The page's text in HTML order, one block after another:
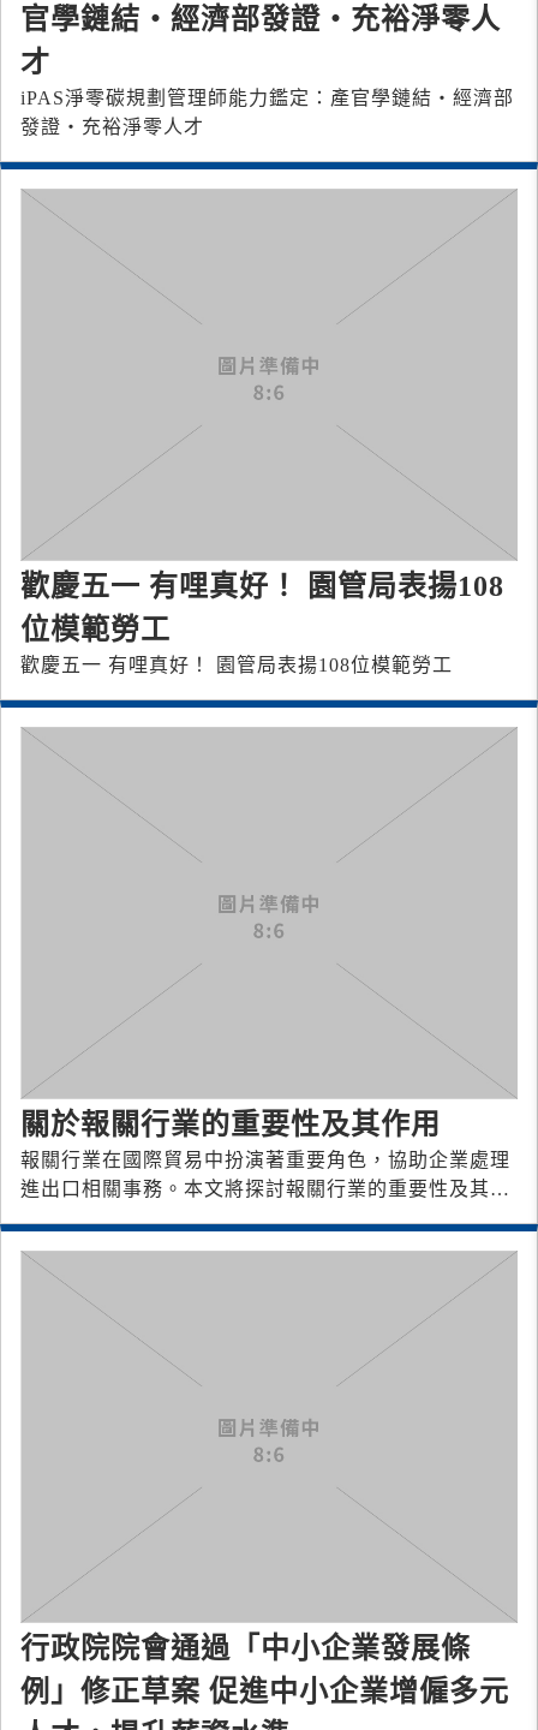
官學鏈結‧經濟部發證‧充裕淨零人
才
iPAS淨零碳規劃管理師能力鑑定：產官學鏈結‧經濟部
發證‧充裕淨零人才
歡慶五一 有哩真好！ 園管局表揚108
位模範勞工
歡慶五一 有哩真好！ 園管局表揚108位模範勞工
關於報關行業的重要性及其作用
報關行業在國際貿易中扮演著重要角色，協助企業處理
進出口相關事務。本文將探討報關行業的重要性及其作
行政院院會通過「中小企業發展條
例」修正草案 促進中小企業增僱多元